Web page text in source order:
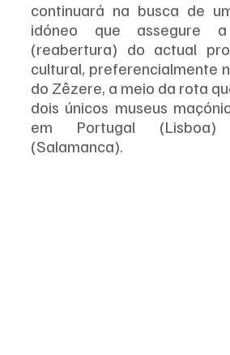
continuará na busca de
idóneo que assegure a
(reabertura) do actual
cultural, preferencialmente
do Zêzere, a meio da rota
dois únicos museus
em Portugal
(Salamanca).